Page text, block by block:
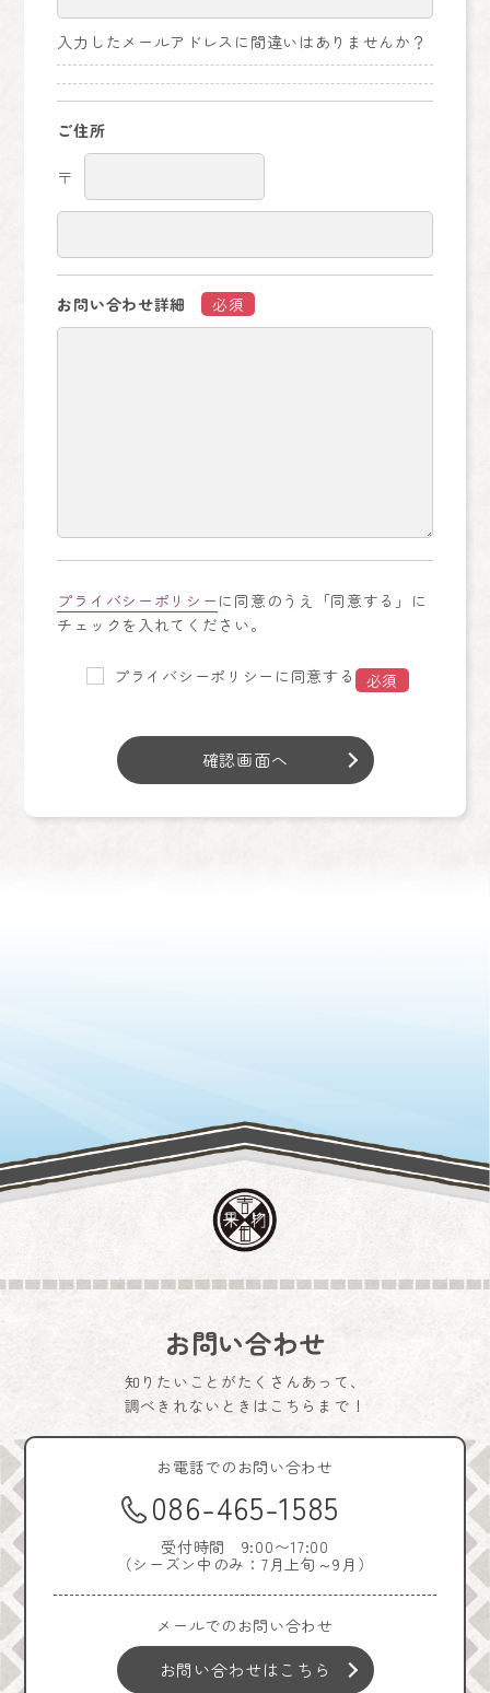
入力したメールアドレスに間違いはありませんか？
ご住所
〒
お問い合わせ詳細 必須
プライバシーポリシー に同意のうえ「同意する」に
チェックを入れてください。
プライバシーポリシーに同意する 必須
確認画面へ
お問い合わせ
知りたいことがたくさんあって、
調べきれないときはこちらまで！
お電話でのお問い合わせ
086-465-1585
受付時間 9:00〜17:00
（シーズン中のみ：7月上旬～9月）
メールでのお問い合わせ
お問い合わせはこちら